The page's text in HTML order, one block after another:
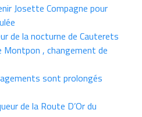
Josette Compagne pour
de la nocturne de Cauterets
, changement de
sont prolongés
de la Route D’Or du